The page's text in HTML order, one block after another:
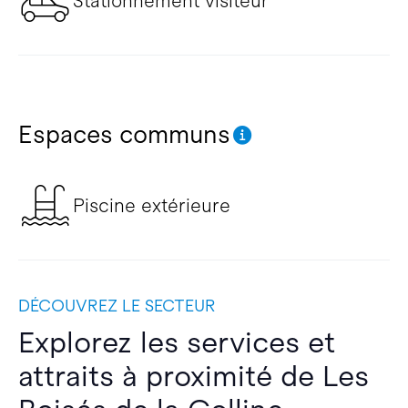
Espaces communs
Piscine extérieure
DÉCOUVREZ LE SECTEUR
Explorez les services et
attraits à proximité de Les